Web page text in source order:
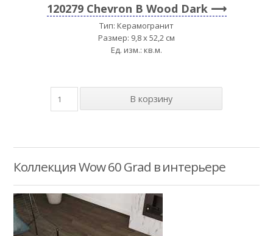
120279 Chevron B Wood Dark
Тип: Керамогранит
Размер: 9,8 x 52,2 см
Ед. изм.: кв.м.
Коллекция Wow 60 Grad в интерьере